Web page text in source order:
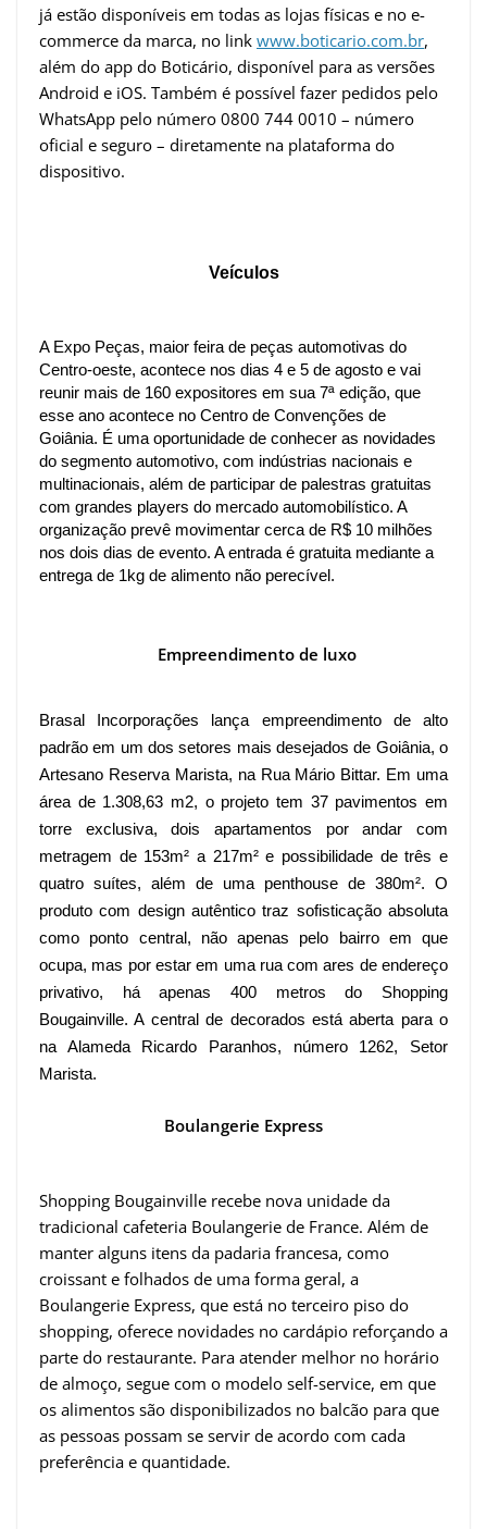
já estão disponíveis em todas as lojas físicas e no e-
commerce da marca, no link www.boticario.com.br,
além do app do Boticário, disponível para as versões
Android e iOS. Também é possível fazer pedidos pelo
WhatsApp pelo número 0800 744 0010 – número
oficial e seguro – diretamente na plataforma do
dispositivo.
Veículos
A Expo Peças, maior feira de peças automotivas do
Centro-oeste, acontece nos dias 4 e 5 de agosto e vai
reunir mais de 160 expositores em sua 7ª edição, que
esse ano acontece no Centro de Convenções de
Goiânia. É uma oportunidade de conhecer as novidades
do segmento automotivo, com indústrias nacionais e
multinacionais, além de participar de palestras gratuitas
com grandes players do mercado automobilístico. A
organização prevê movimentar cerca de R$ 10 milhões
nos dois dias de evento. A entrada é gratuita mediante a
entrega de 1kg de alimento não perecível.
Empreendimento de luxo
Brasal Incorporações lança empreendimento de alto
padrão em um dos setores mais desejados de Goiânia, o
Artesano Reserva Marista, na Rua Mário Bittar. Em uma
área de 1.308,63 m2, o projeto tem 37 pavimentos em
torre exclusiva, dois apartamentos por andar com
metragem de 153m² a 217m² e possibilidade de três e
quatro suítes, além de uma penthouse de 380m². O
produto com design autêntico traz sofisticação absoluta
como ponto central, não apenas pelo bairro em que
ocupa, mas por estar em uma rua com ares de endereço
privativo, há apenas 400 metros do Shopping
Bougainville. A central de decorados está aberta para o
na Alameda Ricardo Paranhos, número 1262, Setor
Marista.
Boulangerie Express
Shopping Bougainville recebe nova unidade da
tradicional cafeteria Boulangerie de France. Além de
manter alguns itens da padaria francesa, como
croissant e folhados de uma forma geral, a
Boulangerie Express, que está no terceiro piso do
shopping, oferece novidades no cardápio reforçando a
parte do restaurante. Para atender melhor no horário
de almoço, segue com o modelo self-service, em que
os alimentos são disponibilizados no balcão para que
as pessoas possam se servir de acordo com cada
preferência e quantidade.